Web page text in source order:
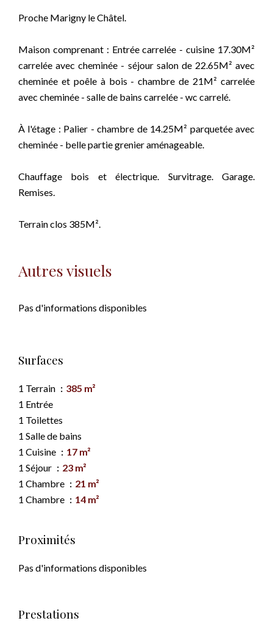
Proche Marigny le Châtel.
Maison comprenant : Entrée carrelée - cuisine 17.30M²
carrelée avec cheminée - séjour salon de 22.65M² avec
cheminée et poêle à bois - chambre de 21M² carrelée
avec cheminée - salle de bains carrelée - wc carrelé.
À l'étage : Palier - chambre de 14.25M² parquetée avec
cheminée - belle partie grenier aménageable.
Chauffage bois et électrique. Survitrage. Garage.
Remises.
Terrain clos 385M².
Autres visuels
Pas d'informations disponibles
Surfaces
1 Terrain
385 m²
1 Entrée
1 Toilettes
1 Salle de bains
1 Cuisine
17 m²
1 Séjour
23 m²
1 Chambre
21 m²
1 Chambre
14 m²
Proximités
Pas d'informations disponibles
Prestations